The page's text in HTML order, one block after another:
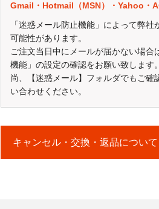
今後の ショップスルー運営の貴重なご
評価はこちらから↓↓
http://kakaku.com/shopreview/1858/
※確認が取れかねる場合はキャンペーン対象外とな
当選者の発表は賞品の発送をもってかえさせて頂きま
Gmail・Hotmail（MSN）・Yahoo・
「迷惑メール防止機能」によって弊
可能性があります。
ご注文当日中にメールが届かない場
機能」の設定の確認をお願い致します。
尚、【迷惑メール】フォルダでもご確
い合わせください。
キャンセル・交換・返品について